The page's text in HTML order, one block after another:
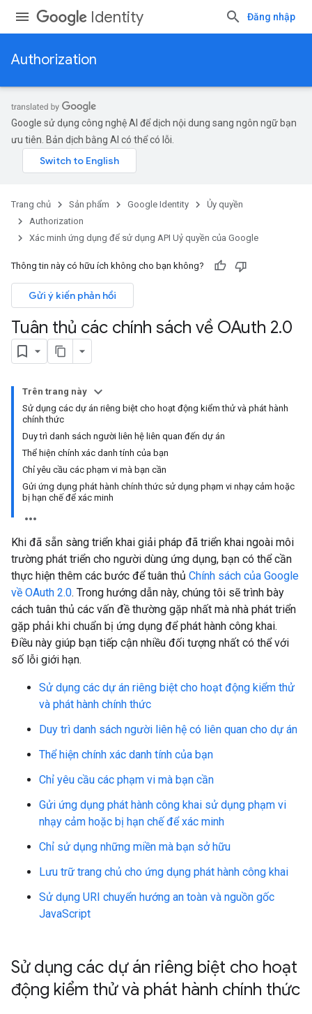
Identity Đăng nhập
Authorization
Google sử dụng công nghệ AI để dịch nội dung sang ngôn ngữ bạn
ưu tiên. Bản dịch bằng AI có thể có lỗi.
Trang chủ Sản phẩm Google Identity
Ủy quyền
Authorization
Xác minh ứng dụng để sử dụng API Uỷ quyền của Google
Thông tin này có hữu ích không cho bạn không?
Gửi ý kiến phản hồi
Tuân thủ các chính sách về OAuth 2.0
Trên trang này
Sử dụng các dự án riêng biệt cho hoạt động kiểm thử và phát hành
chính thức
Duy trì danh sách người liên hệ liên quan đến dự án
Thể hiện chính xác danh tính của bạn
Chỉ yêu cầu các phạm vi mà bạn cần
Gửi ứng dụng phát hành chính thức sử dụng phạm vi nhạy cảm hoặc
bị hạn chế để xác minh
Khi đã sẵn sàng triển khai giải pháp đã triển khai ngoài môi
trường phát triển cho người dùng ứng dụng, bạn có thể cần
thực hiện thêm các bước để tuân thủ Chính sách của Google
về OAuth 2.0. Trong hướng dẫn này, chúng tôi sẽ trình bày
cách tuân thủ các vấn đề thường gặp nhất mà nhà phát triển
gặp phải khi chuẩn bị ứng dụng để phát hành công khai.
Điều này giúp bạn tiếp cận nhiều đối tượng nhất có thể với
số lỗi giới hạn.
Sử dụng các dự án riêng biệt cho hoạt động kiểm thử
và phát hành chính thức
Duy trì danh sách người liên hệ có liên quan cho dự án
Thể hiện chính xác danh tính của bạn
Chỉ yêu cầu các phạm vi mà bạn cần
Gửi ứng dụng phát hành công khai sử dụng phạm vi
nhạy cảm hoặc bị hạn chế để xác minh
Chỉ sử dụng những miền mà bạn sở hữu
Lưu trữ trang chủ cho ứng dụng phát hành công khai
Sử dụng URI chuyển hướng an toàn và nguồn gốc
JavaScript
Sử dụng các dự án riêng biệt cho hoạt
động kiểm thử và phát hành chính thức